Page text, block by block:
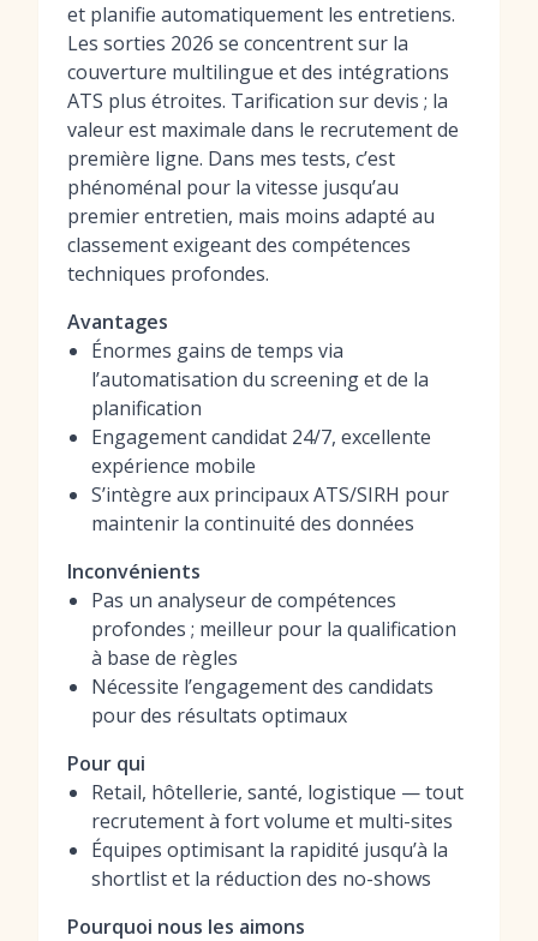
et planifie automatiquement les entretiens.
Les sorties 2026 se concentrent sur la
couverture multilingue et des intégrations
ATS plus étroites. Tarification sur devis ; la
valeur est maximale dans le recrutement de
première ligne. Dans mes tests, c’est
phénoménal pour la vitesse jusqu’au
premier entretien, mais moins adapté au
classement exigeant des compétences
techniques profondes.
Avantages
Énormes gains de temps via
l’automatisation du screening et de la
planification
Engagement candidat 24/7, excellente
expérience mobile
S’intègre aux principaux ATS/SIRH pour
maintenir la continuité des données
Inconvénients
Pas un analyseur de compétences
profondes ; meilleur pour la qualification
à base de règles
Nécessite l’engagement des candidats
pour des résultats optimaux
Pour qui
Retail, hôtellerie, santé, logistique — tout
recrutement à fort volume et multi-sites
Équipes optimisant la rapidité jusqu’à la
shortlist et la réduction des no-shows
Pourquoi nous les aimons